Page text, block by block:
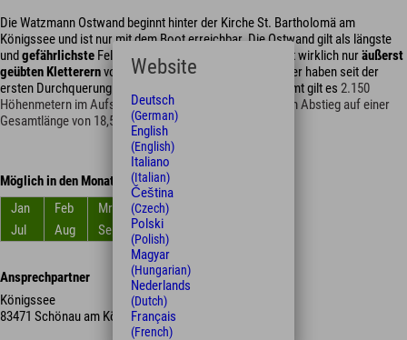
Die Watzmann Ostwand beginnt hinter der Kirche St. Bartholomä am
Königssee und ist nur mit dem Boot erreichbar. Die Ostwand gilt als längste
und gefährlichste Felswand der Ostalpen. Diese Tour ist wirklich nuräußerst
geübten Kletterernvorbehalten. Mehr als 100 Bergsteiger haben seit der
ersten Durchquerung 1881 ihr
Insgesamt gilt es 2.150
Höhenmetern im Aufstieg und über 2.000 Höhenmeter im Abstieg auf einer
Gesamtlänge von 18,5 Kilometer zu überwinden.
Möglich in den Monaten
Jan
Feb Mrz Apr
Jul
Aug Sep Okt
Ansprechpartner
Königssee
83471 Schönau am Königssee
Website
Deutsch
(German)
English
(English)
Italiano
(Italian)
Čeština
(Czech)
Polski
(Polish)
Magyar
(Hungarian)
Nederlands
(Dutch)
Français
(French)